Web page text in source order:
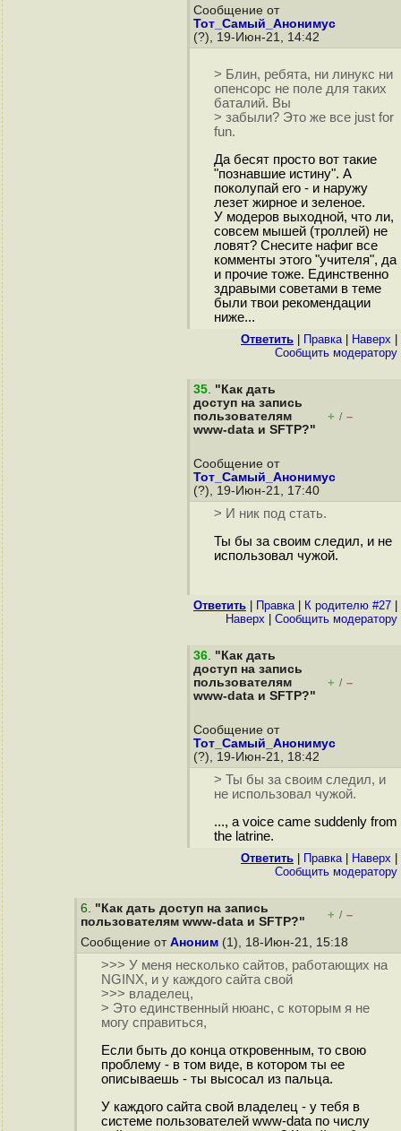
Сообщение от
Тот_Самый_Анонимус
(?), 19-Июн-21, 14:42
> Блин, ребята, ни линукс ни
опенсорс не поле для таких
баталий. Вы
> забыли? Это же все just for
fun.
Да бесят просто вот такие
"познавшие истину". А
поколупай его - и наружу
лезет жирное и зеленое.
У модеров выходной, что ли,
совсем мышей (троллей) не
ловят? Снесите нафиг все
комменты этого "учителя", да
и прочие тоже. Единственно
здравыми советами в теме
были твои рекомендации
ниже...
Ответить Правка| Наверх
Cообщить модератору
35. "Как дать
доступ на запись
пользователям
www-data и SFTP?"
+ / –
Сообщение от
Тот_Самый_Анонимус
(?), 19-Июн-21, 17:40
> И ник под стать.
Ты бы за своим следил, и не
использовал чужой.
Ответить Правка| К родителю #27
Наверх
Cообщить модератору
36. "Как дать
доступ на запись
пользователям
www-data и SFTP?"
+ / –
Сообщение от
Тот_Самый_Анонимус
(?), 19-Июн-21, 18:42
> Ты бы за своим следил, и
не использовал чужой.
..., a voice came suddenly from
the latrine.
Ответить Правка| Наверх
Cообщить модератору
6. "Как дать доступ на запись
пользователям www-data и SFTP?"
+ / –
Сообщение от Аноним (1), 18-Июн-21, 15:18
>>> У меня несколько сайтов, работающих на
NGINX, и у каждого сайта свой
>>> владелец,
> Это единственный нюанс, с которым я не
могу справиться,
Если быть до конца откровенным, то свою
проблему - в том виде, в котором ты ее
описываешь - ты высосал из пальца.
У каждого сайта свой владелец - у тебя в
системе пользователей www-data по числу